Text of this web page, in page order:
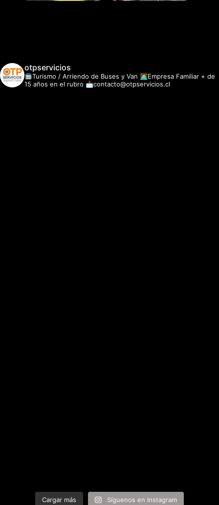
otpservicios
🚍Turismo / Arriendo de Buses y Van 👩‍💻Empresa Familiar + de
15 años en el rubro 📩contacto@otpservicios.cl
Cargar más Síguenos en Instagram